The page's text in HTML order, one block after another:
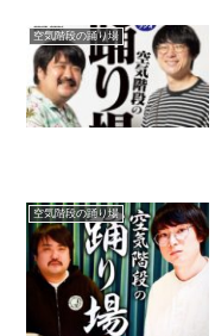
空気階段の踊り場
空気階段の踊り場